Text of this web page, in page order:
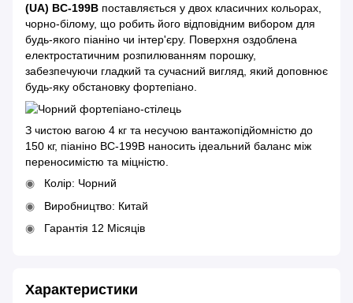
(UA) BC-199B поставляється у двох класичних кольорах,
чорно-білому, що робить його відповідним вибором для
будь-якого піаніно чи інтер'єру. Поверхня оздоблена
електростатичним розпилюванням порошку,
забезпечуючи гладкий та сучасний вигляд, який доповнює
будь-яку обстановку фортепіано.
З чистою вагою 4 кг та несучою вантажопідйомністю до
150 кг, піаніно BC-199B наносить ідеальний баланс між
переносимістю та міцністю.
Колір: Чорний
Виробництво: Китай
Гарантія 12 Місяців
Характеристики